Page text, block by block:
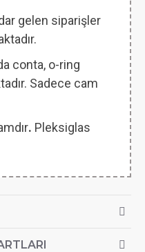
gelen siparişler
conta, o-ring
Sadece cam
. Pleksiglas